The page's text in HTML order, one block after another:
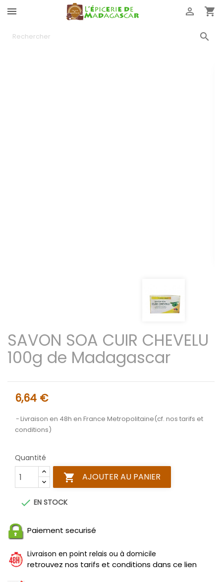
 


SAVON SOA CUIR CHEVELU
100g de Madagascar
6,64 €
Livraison en 48h en France Metropolitaine(cf. nos tarifs et
conditions)
Quantité
 AJOUTER AU PANIER
 EN STOCK
Paiement securisé
Livraison en point relais ou à domicile
retrouvez nos tarifs et conditions dans ce lien